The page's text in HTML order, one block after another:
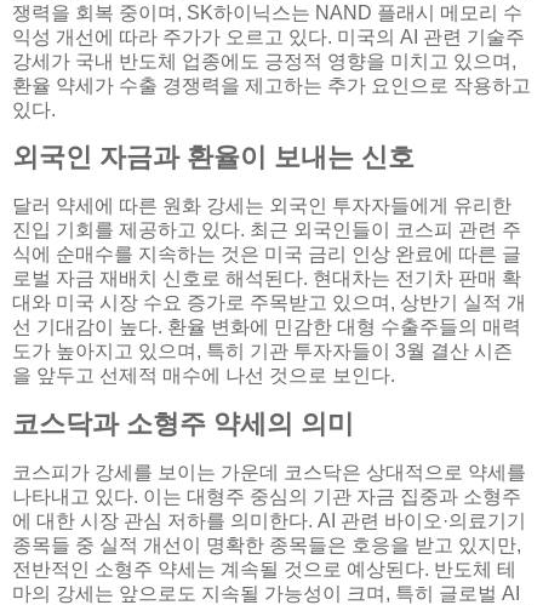
쟁력을 회복 중이며, SK하이닉스는 NAND 플래시 메모리 수
익성 개선에 따라 주가가 오르고 있다. 미국의 AI 관련 기술주
강세가 국내 반도체 업종에도 긍정적 영향을 미치고 있으며,
환율 약세가 수출 경쟁력을 제고하는 추가 요인으로 작용하고
있다.
외국인 자금과 환율이 보내는 신호
달러 약세에 따른 원화 강세는 외국인 투자자들에게 유리한
진입 기회를 제공하고 있다. 최근 외국인들이 코스피 관련 주
식에 순매수를 지속하는 것은 미국 금리 인상 완료에 따른 글
로벌 자금 재배치 신호로 해석된다. 현대차는 전기차 판매 확
대와 미국 시장 수요 증가로 주목받고 있으며, 상반기 실적 개
선 기대감이 높다. 환율 변화에 민감한 대형 수출주들의 매력
도가 높아지고 있으며, 특히 기관 투자자들이 3월 결산 시즌
을 앞두고 선제적 매수에 나선 것으로 보인다.
코스닥과 소형주 약세의 의미
코스피가 강세를 보이는 가운데 코스닥은 상대적으로 약세를
나타내고 있다. 이는 대형주 중심의 기관 자금 집중과 소형주
에 대한 시장 관심 저하를 의미한다. AI 관련 바이오·의료기기
종목들 중 실적 개선이 명확한 종목들은 호응을 받고 있지만,
전반적인 소형주 약세는 계속될 것으로 예상된다. 반도체 테
마의 강세는 앞으로도 지속될 가능성이 크며, 특히 글로벌 AI